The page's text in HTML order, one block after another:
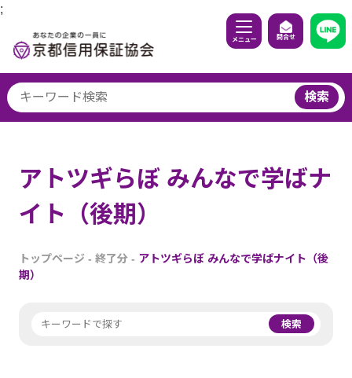
;
検索
アトツギらぼ みんなで学ばナ
イト（後期）
トップページ - 終了分 - アトツギらぼ みんなで学ばナイト（後
期）
検索
メニュー 問合せ